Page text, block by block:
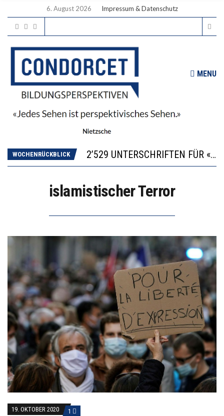
6. August 2026 Impressum & Datenschutz
MENU
WOCHENRÜCKBLICK
2’529 UNTERSCHRIFTEN FÜR «KEINE DIGITALEN GERÄTE IN DEN ERSTEN VIER PRIMARSCHULJAHREN» EINGEREICHT
ICH WILL MEHR EVIDENZ UND WILL WISSEN, WAS ALL DIE INVESTITIONEN BRINGEN
islamistischer Terror
19. OKTOBER 2020 1